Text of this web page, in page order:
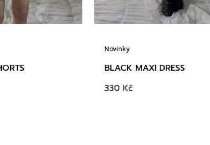
Novinky
BLACK MAXI DRESS
330 Kč